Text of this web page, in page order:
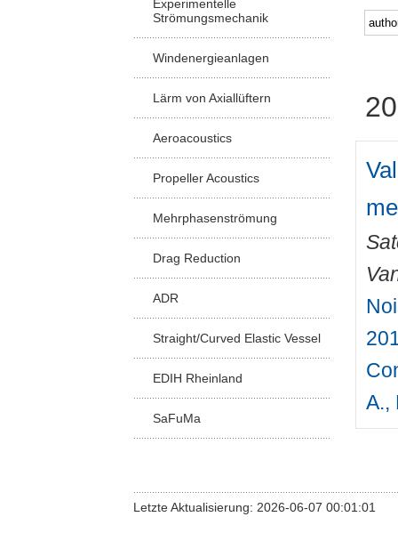
Experimentelle
Strömungsmechanik
Windenergieanlagen
Lärm von Axiallüftern
Aeroacoustics
Propeller Acoustics
Mehrphasenströmung
Drag Reduction
ADR
Straight/Curved Elastic Vessel
EDIH Rheinland
SaFuMa
A.,
Letzte Aktualisierung: 2026-06-07 00:01:01